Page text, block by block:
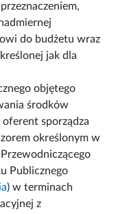
do budżetu wraz
jak dla
objętego
środków
oferent sporządza
określonym w
Publicznego
) w terminach
z